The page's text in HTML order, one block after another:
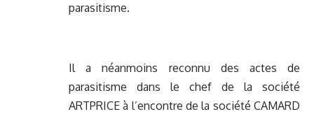
parasitisme.
Il a néanmoins reconnu des actes de
parasitisme dans le chef de la société
ARTPRICE à l’encontre de la société CAMARD